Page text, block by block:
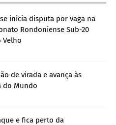
inicia disputa por vaga na
Rondoniense Sub-20
Velho
de virada e avança às
do Mundo
e fica perto da